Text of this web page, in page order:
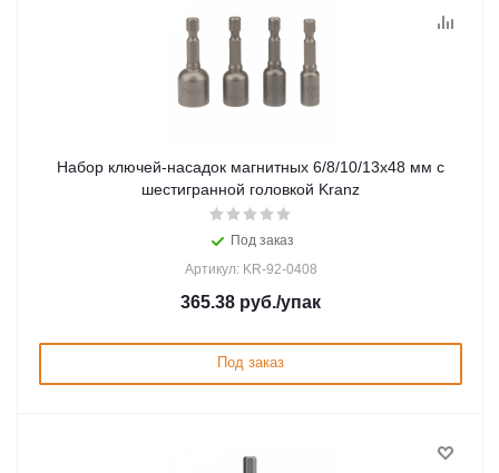
Набор ключей-насадок магнитныx 6/8/10/13x48 мм с
шестигранной головкой Kranz
Под заказ
Артикул: KR-92-0408
365.38 руб./упак
Под заказ